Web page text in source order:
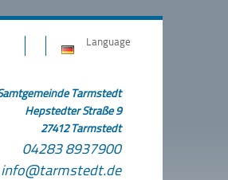
Language
Tarmstedt
Hepstedter Straße 9
27412 Tarmstedt
04283 8937900
info@tarmstedt.de